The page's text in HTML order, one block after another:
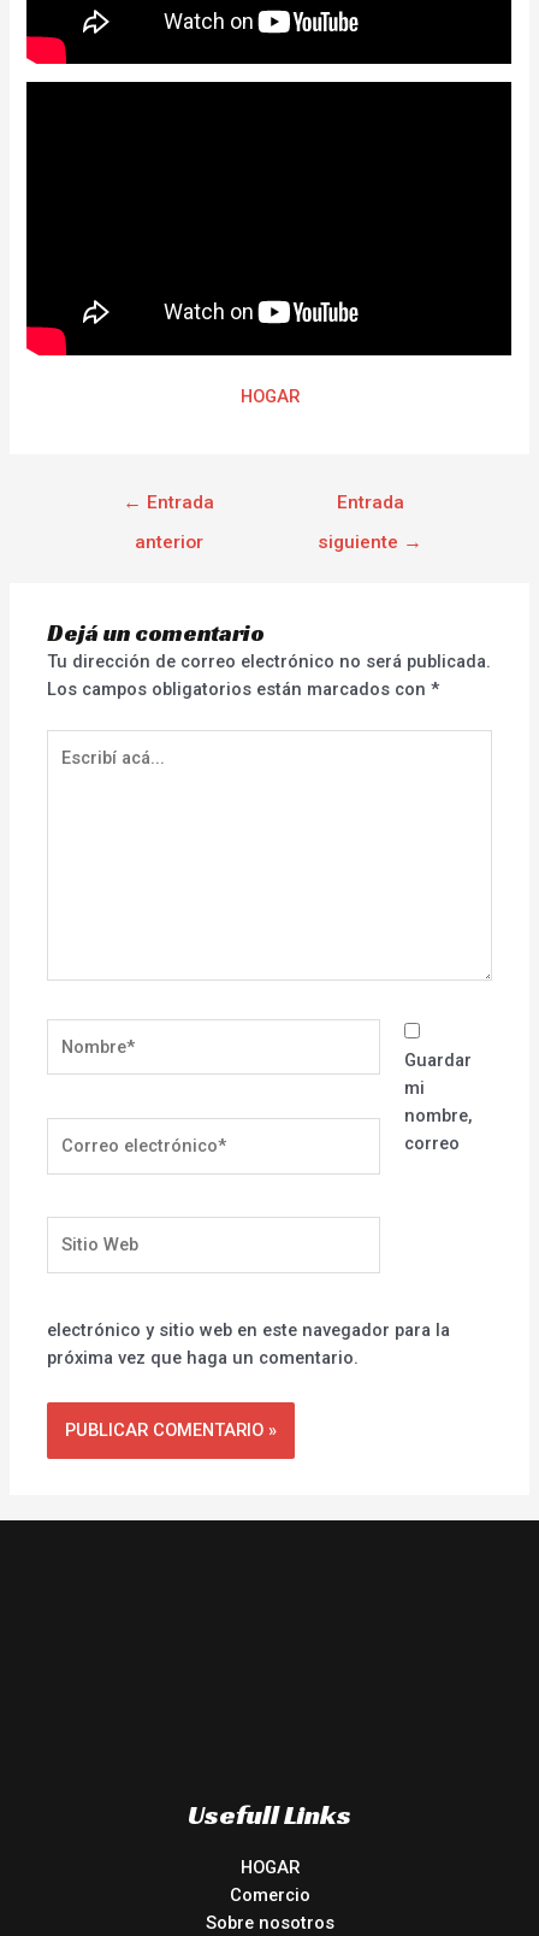
HOGAR
← Entrada
anterior
Entrada
siguiente →
Dejá un comentario
Tu dirección de correo electrónico no será publicada.
Los campos obligatorios están marcados con*
acá...
electrónico*
Web
Guardar
mi
nombre,
correo
electrónico y sitio web en este navegador para la
próxima vez que haga un comentario.
Usefull Links
HOGAR
Comercio
Sobre nosotros